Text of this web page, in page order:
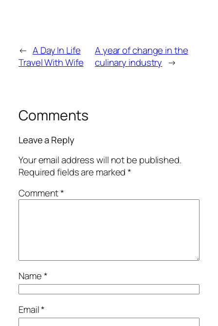
← A Day In Life
Travel With Wife
A year of change in the
culinary industry →
Comments
Leave a Reply
Your email address will not be published.
Required fields are marked*
Comment*
Name*
Email*